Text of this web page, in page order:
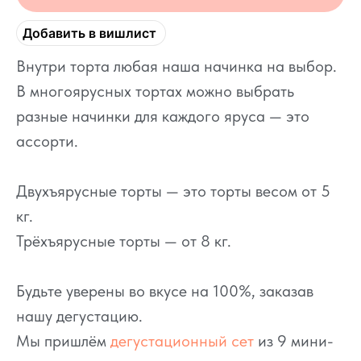
Добавить в вишлист
Внутри торта любая наша начинка на выбор.
В многоярусных тортах можно выбрать
разные начинки для каждого яруса — это
ассорти.
Двухъярусные торты — это торты весом от 5
кг.
Трёхъярусные торты — от 8 кг.
Будьте уверены во вкусе на 100%, заказав
нашу дегустацию.
Мы пришлём дегустационный сет из 9 мини-